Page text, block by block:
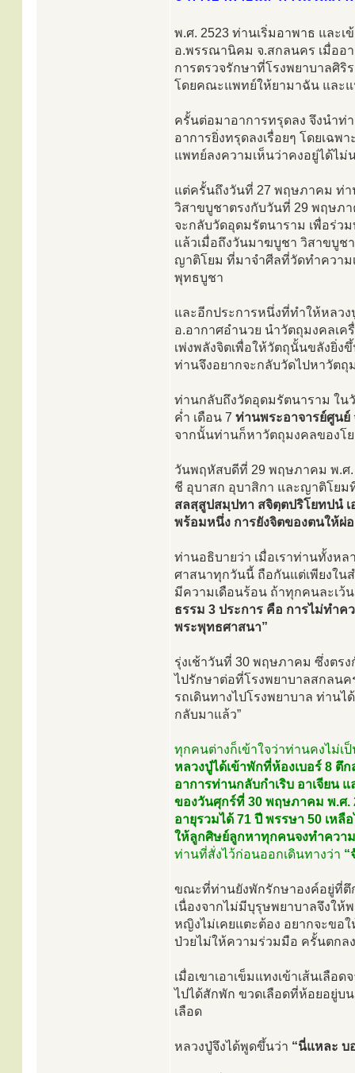
พ.ศ. 2523 ท่านเริ่มอาพาธ และ
อ.พรรณานิคม จ.สกลนคร เมื่ออ
การตรวจรักษาที่โรงพยาบาลศิริ
โดยคณะแพทย์ให้ยามาฉัน และ
ครั้นต่อมาอาการทรุดลง จึงนำท่
อาการยิ่งทรุดลงเรื่อยๆ โดยเฉพ
แพทย์ลงความเห็นว่าคงอยู่ได้ไม่
แต่ครั้นถึงวันที่ 27 พฤษภาคม ท่า
วิสาขบูชาตรงกับวันที่ 29 พฤษภ
จะกลับวัดอุดมรัตนาราม เพื่อร่ว
แล้วเมื่อถึงวันมาฆบูชา วิสาขบู
ญาติโยม ที่มาจำศีลที่วัดทำความ
พุทธบูชา
และอีกประการหนึ่งที่ทำให้หลว
อ.อากาศอำนวย นำวัตถุมงคลเค
เพ่งพลังจิตเพื่อให้วัตถุนั้นขลังยิ่
ท่านจึงอยากจะกลับวัดไปหาวัต
ท่านกลับถึงวัดอุดมรัตนาราม ใน
ค่ำ เดือน 7 ท่านพระอาจารย์ศูน
จากนั้นท่านก็หาวัตถุมงคลของโ
วันพฤหัสบดีที่ 29 พฤษภาคม พ.ศ.
ชี อุบาสก อุบาสิกา และญาติโยม
สลสฺสูปสมฺปทา สจิตฺตปริโยทปนํ
พร้อมหนึ่ง การยังจิตของตนให้ผ่
ท่านอธิบายว่า เมื่อเราท่านทั้งห
ศาสนาทุกวันนี้ ถือกันแต่เพียงใน
มีความเดือนร้อน ถ้าทุกคนละเ
ธรรม 3 ประการ คือ การไม่ทำค
พระพุทธศาสนา”
รุ่งเช้าวันที่ 30 พฤษภาคม ซึ่งตร
ไปรักษาต่อที่โรงพยาบาลสกลน
รถเดินทางไปโรงพยาบาล ท่าน
กลับมาแล้ว”
ทุกคนต่างก็เข้าใจว่าท่านคงไม่
หลวงปู่ได้เข้าพักที่ห้องเบอร์ 8 ตึ
อาการท่านกลับกำเริบ อาเจียน
ของวันศุกร์ที่ 30 พฤษภาคม พ.ศ
อายุรวมได้ 71 ปี พรรษา 50 เห
ให้ลูกศิษย์ลูกหาทุกคนจงทำควา
ท่านที่สั่งไว้ก่อนออกเดินทางว่า “
ขณะที่ท่านยังพักรักษาองค์อยู่ที่ตึ
เนื่องจากไม่มีบุรุษพยาบาลจึงใ
หญิงไม่เคยแตะต้อง อยากจะขอ
ป่วยไม่ให้ความร่วมมือ ครั้นตกล
เมื่อเขาเอาเข็มแทงเข้าเส้นเลื
ไปได้สักพัก ขวดเลือดที่ห้อยอยู่บ
เลือด
หลวงปู่จึงได้พูดขึ้นว่า “นี่แหละ บ